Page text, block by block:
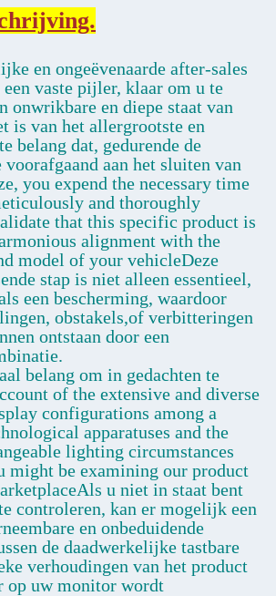
en ongeëvenaarde after-sales
een vaste pijler, klaar om u te
onwrikbare en diepe staat van
is van het allergrootste en
belang dat, gedurende de
aan het sluiten van
you expend the necessary time
and thoroughly
that this specific product is
alignment with the
model of your vehicleDeze
stap is niet alleen essentieel,
een bescherming, waardoor
obstakels,of verbitteringen
ontstaan door een
belang om in gedachten te
of the extensive and diverse
configurations among a
apparatuses and the
lighting circumstances
might be examining our product
u niet in staat bent
controleren, kan er mogelijk een
en onbeduidende
de daadwerkelijke tastbare
verhoudingen van het product
op uw monitor wordt